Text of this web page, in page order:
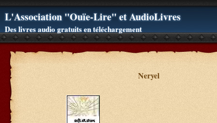
L'Association "Ouïe-Lire" et AudioLivres
Des livres audio gratuits en téléchargement
Neryel